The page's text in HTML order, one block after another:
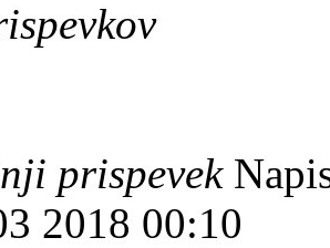
prispevek
2018 00:10